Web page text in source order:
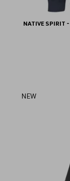
NATIVE SPIRIT
NEW